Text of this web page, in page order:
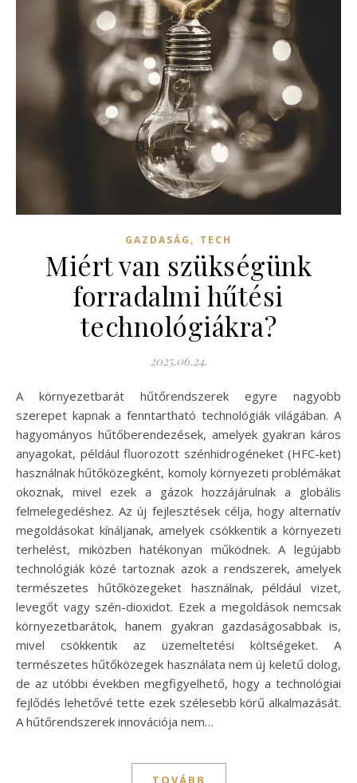
GAZDASÁG , TECH
Miért van szükségünk
forradalmi hűtési
technológiákra?
2025.06.24.
A környezetbarát hűtőrendszerek egyre nagyobb
szerepet kapnak a fenntartható technológiák világában. A
hagyományos hűtőberendezések, amelyek gyakran káros
anyagokat, például fluorozott szénhidrogéneket (HFC-ket)
használnak hűtőközegként, komoly környezeti problémákat
okoznak, mivel ezek a gázok hozzájárulnak a globális
felmelegedéshez. Az új fejlesztések célja, hogy alternatív
megoldásokat kínáljanak, amelyek csökkentik a környezeti
terhelést, miközben hatékonyan működnek. A legújabb
technológiák közé tartoznak azok a rendszerek, amelyek
természetes hűtőközegeket használnak, például vizet,
levegőt vagy szén-dioxidot. Ezek a megoldások nemcsak
környezetbarátok, hanem gyakran gazdaságosabbak is,
mivel csökkentik az üzemeltetési költségeket. A
természetes hűtőközegek használata nem új keletű dolog,
de az utóbbi években megfigyelhető, hogy a technológiai
fejlődés lehetővé tette ezek szélesebb körű alkalmazását.
A hűtőrendszerek innovációja nem…
TOVÁBB